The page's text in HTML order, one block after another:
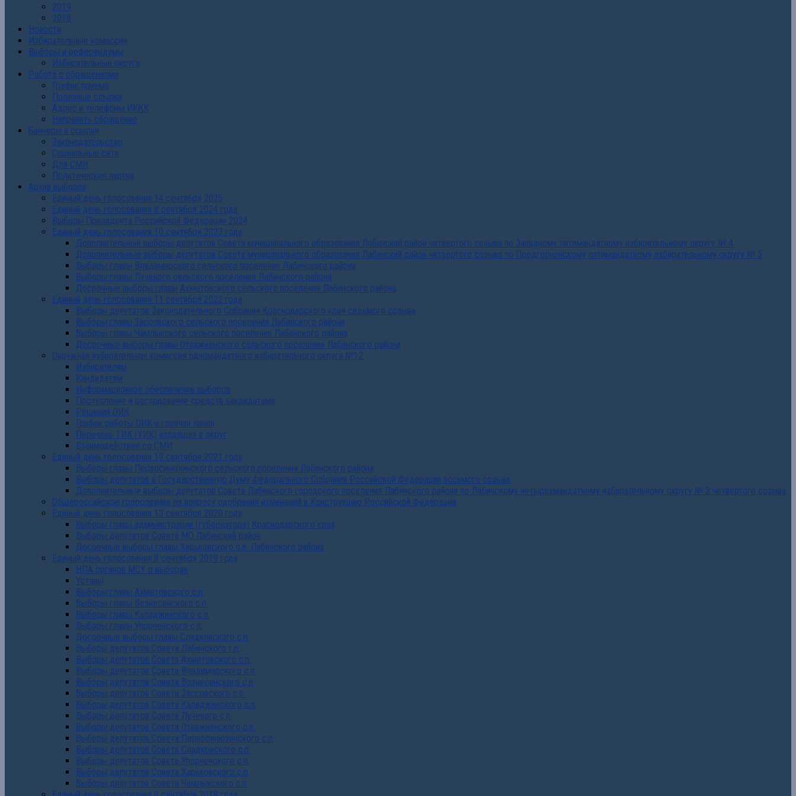
2019
2018
Новости
Избирательные комиссии
Выборы и референдумы
Избирательные округа
Работа с обращениями
График приема
Полезные ссылки
Адрес и телефоны ИККК
Направить обращение
Баннеры и ссылки
Законодательство
Социальные сети
Для СМИ
Политические партии
Архив выборов
Единый день голосования 14 сентября 2025
Единый день голосования 8 сентября 2024 года
Выборы Президента Российской Федерации 2024
Единый день голосования 10 сентября 2023 года
Дополнительные выборы депутатов Совета муниципального образования Лабинский район четвертого созыва по Западному пятимандатному избирательному округу № 4
Дополнительные выборы депутатов Совета муниципального образования Лабинский район четвертого созыва по Предгорненскому пятимандатному избирательному округу № 5
Выборы главы Владимирского сельского поселения Лабинского района
Выборы главы Лучевого сельского поселения Лабинского района
Досрочные выборы главы Ахметовского сельского поселения Лабинского района
Единый день голосования 11 сентября 2022 года
Выборы депутатов Законодательного Собрания Краснодарского края седьмого созыва
Выборы главы Зассовского сельского поселения Лабинского района
Выборы главы Чамлыкского сельского поселения Лабинского района
Досрочные выборы главы Отважненского сельского поселения Лабинского района
Окружная избирательная комиссия одномандатного избирательного округа №12
Избирателям
Кандидатам
Информационное обеспечение выборов
Поступление и расходование средств кандидатами
Решения ОИК
График работы ОИК и горячая линия
Перечень ТИК (УИК) входящих в округ
Взаимодействие со СМИ
Единый день голосования 19 сентября 2021 года
Выборы главы Первосинюхинского сельского поселения Лабинского района
Выборы депутатов в Государственную Думу Федерального Собрания Российской Федерации восьмого созыва
Дополнительные выборы депутатов Совета Лабинского городского поселения Лабинского района по Лабинскому четырехмандатному избирательному округу № 3 четвертого созыва
Общероссийское голосование по вопросу одобрения изменений в Конструкцию Российской Федерации
Единый день голосования 13 сентября 2020 года
Выборы главы администрации (губернатора) Краснодарского края
Выборы депутатов Совета МО Лабинский район
Досрочные выборы главы Харьковского с.п. Лабинского района
Единый день голосования 8 сентября 2019 года
НПА органов МСУ о выборах
Уставы
Выборы главы Ахметовского с.п.
Выборы главы Вознесенского с.п.
Выборы главы Каладжинского с.п.
Выборы главы Упорненского с.п.
Досрочные выборы главы Сладковского с.п.
Выборы депутатов Совета Лабинского г.п.
Выборы депутатов Совета Ахметовского с.п.
Выборы депутатов Совета Владимирского с.п.
Выборы депутатов Совета Вознесенского с.п.
Выборы депутатов Совета Зассовского с.п.
Выборы депутатов Совета Каладжинского с.п.
Выборы депутатов Совета Лучевого с.п.
Выборы депутатов Совета Отважненского с.п.
Выборы депутатов Совета Первосинюхинского с.п.
Выборы депутатов Совета Сладковского с.п.
Выборы депутатов Совета Упорненского с.п.
Выборы депутатов Совета Харьковского с.п.
Выборы депутатов Совета Чамлыкского с.п.